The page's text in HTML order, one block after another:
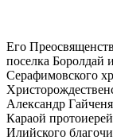
Его
поселка Боролдай
Серафимовского
Александр
Караой
Илийского